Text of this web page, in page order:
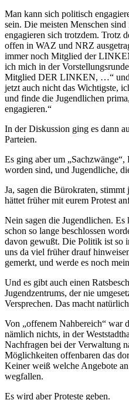
Man kann sich politisch
sein. Die meisten Menschen
engagieren sich trotzdem. Trotz
offen in WAZ und NRZ
immer noch Mitglied der
ich mich in der
Mitglied DER LINKEN, …“ und
jetzt auch nicht das Wichtigste,
und finde die Jugendlichen
engagieren.“
In der Diskussion ging es dann
Parteien.
Es ging aber um „Sachzwänge“,
worden sind, und Jugendliche,
Ja, sagen die Bürokraten,
hättet früher mit eurem Protest
Nein sagen die Jugendlichen. Es
schon so lange beschlossen
davon gewußt. Die Politik ist so
uns da viel früher drauf
gemerkt, und werde es noch
Und es gibt auch einen
Jugendzentrums, der nie
Versprechen. Das macht
Von „offenem Nahbereich“ war
nämlich nichts, in der
Nachfragen bei der Verwaltung
Möglichkeiten offenbaren das
Keiner weiß welche Angebote
wegfallen.
Es wird aber Proteste geben.